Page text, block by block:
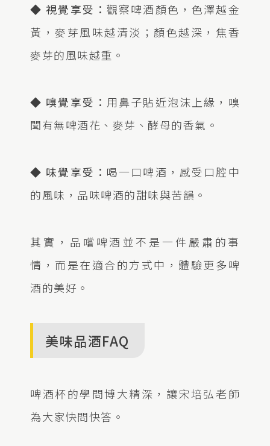
◆ 視覺享受：觀察啤酒顏色，色澤越金
黃，麥芽風味越清淡；顏色越深，焦香
麥芽的風味越重。
◆ 嗅覺享受： 用鼻子貼近泡沫上緣，嗅
聞有無啤酒花、麥芽、酵母的香氣。
◆ 味覺享受： 喝一口啤酒，感受口腔中
的風味，品味啤酒的甜味與苦韻。
其實，品嚐啤酒並不是一件嚴肅的事
情，而是在適合的方式中，體驗更多啤
酒的美好。
美味品酒FAQ
啤酒杯的學問博大精深，讓宋培弘老師
為大家快問快答。